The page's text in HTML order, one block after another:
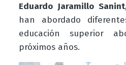
Eduardo Jaramillo
han abordado
educación superior
próximos años.